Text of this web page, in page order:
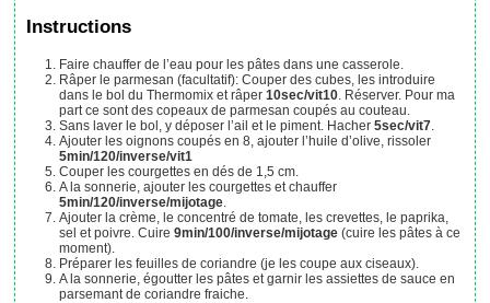
Instructions
Faire chauffer de l’eau pour les pâtes dans une casserole.
Râper le parmesan (facultatif): Couper des cubes, les introduire
dans le bol du Thermomix et râper10sec/vit10. Réserver. Pour ma
part ce sont des copeaux de parmesan coupés au couteau.
Sans laver le bol, y déposer l’ail et le piment. Hacher5sec/vit7.
Ajouter les oignons coupés en 8, ajouter l’huile d’olive, rissoler
5min/120/inverse/vit1
Couper les courgettes en dés de 1,5 cm.
A la sonnerie, ajouter les courgettes et chauffer
5min/120/inverse/mijotage.
Ajouter la crème, le concentré de tomate, les crevettes, le paprika,
sel et poivre. Cuire9min/100/inverse/mijotage (cuire les pâtes à ce
moment).
Préparer les feuilles de coriandre (je les coupe aux ciseaux).
A la sonnerie, égoutter les pâtes et garnir les assiettes de sauce en
parsemant de coriandre fraiche.